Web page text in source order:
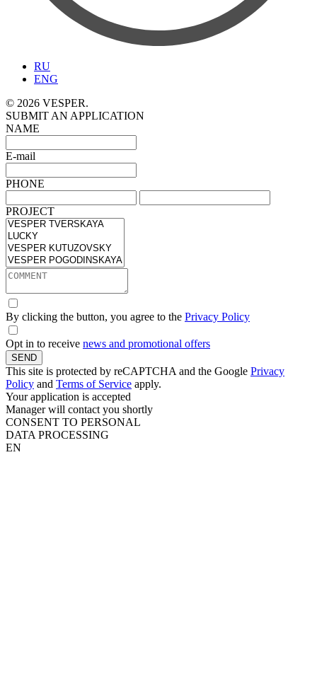
RU
ENG
© 2026 VESPER.
SUBMIT AN APPLICATION
NAME
E-mail
PHONE
PROJECT
By clicking the button, you agree to the Privacy Policy
Opt in to receive news and promotional offers
SEND
This site is protected by reCAPTCHA and the Google Privacy
Policy and Terms of Service apply.
Your application is accepted
Manager will contact you shortly
CONSENT TO PERSONAL
DATA PROCESSING
EN